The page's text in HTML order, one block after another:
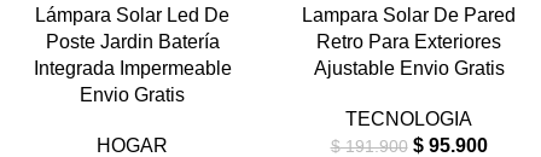
-50%Lámpara Solar Led De
Poste Jardin Batería
Integrada Impermeable
Envio Gratis
HOGAR
-50%Lampara Solar De Pared
Retro Para Exteriores
Ajustable Envio Gratis
TECNOLOGIA
$191.900 $95.900